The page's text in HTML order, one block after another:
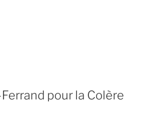
pour la Colère